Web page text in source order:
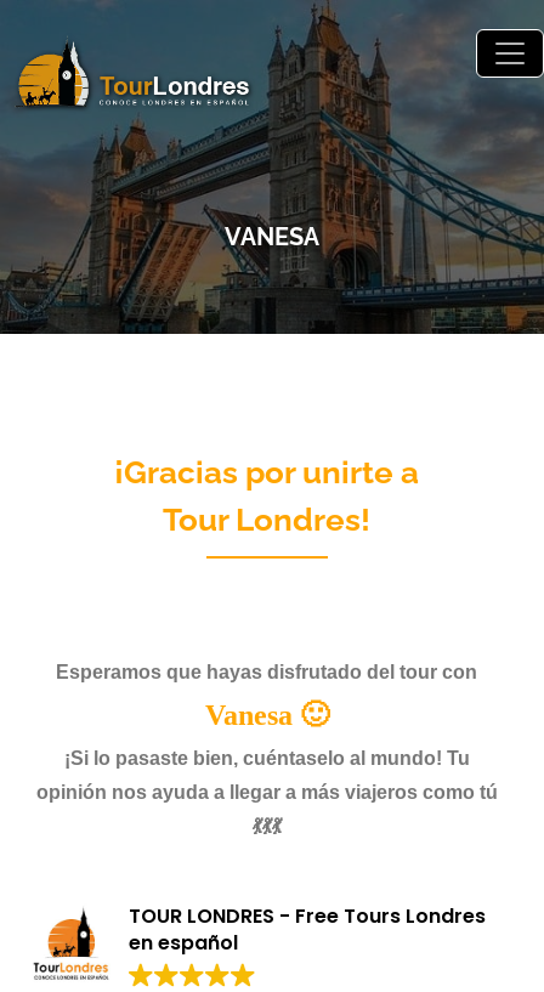
VANESA
¡Gracias por unirte a
Tour Londres!
Esperamos que hayas disfrutado del tour con
Vanesa 🙂
¡Si lo pasaste bien, cuéntaselo al mundo! Tu
opinión nos ayuda a llegar a más viajeros como tú
💃💃💃
TOUR LONDRES - Free Tours Londres
en español